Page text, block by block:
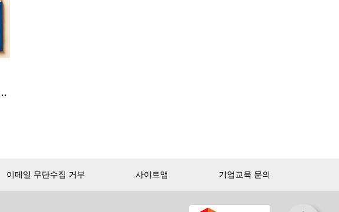
이메일 무단수집 거부 사이트맵 기업교육 문의